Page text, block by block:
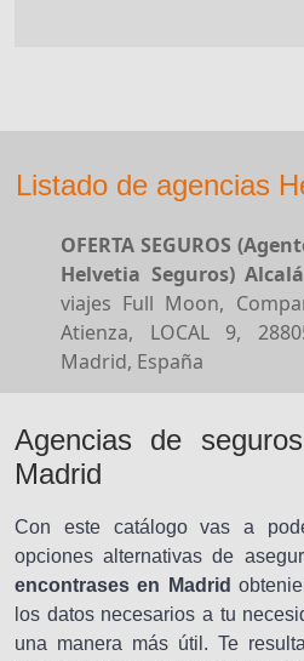
Listado de agencias
OFERTA SEGUROS
Helvetia Seguros)
viajes Full Moon,
Atienza, LOCAL 9,
Madrid, España
Agencias de
Madrid
Con este catálogo vas a
opciones alternativas de
encontrases en Madrid
los datos necesarios a tu
una manera más útil. Te